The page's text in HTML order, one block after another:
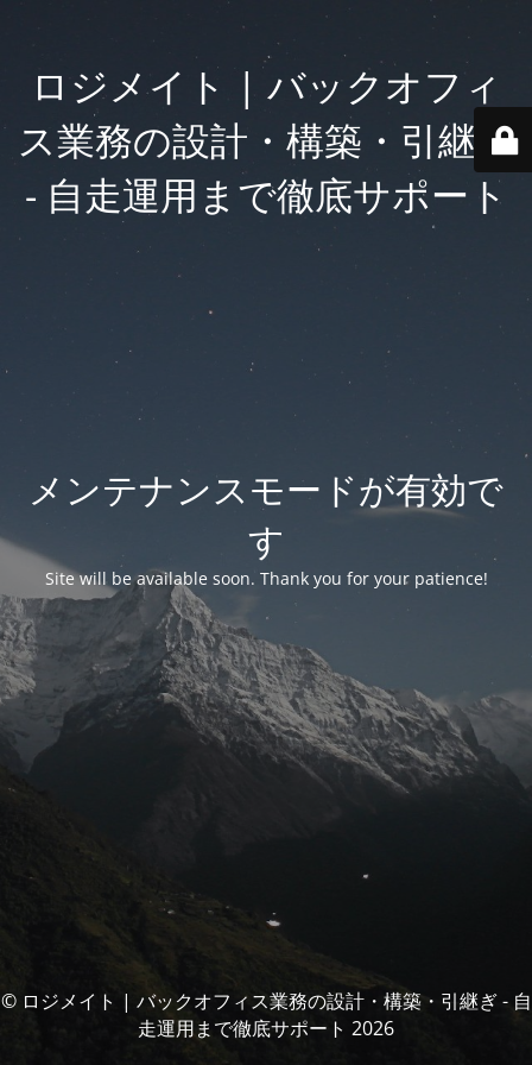
ロジメイト | バックオフィ
ス業務の設計・構築・引継ぎ
- 自走運用まで徹底サポート
メンテナンスモードが有効で
す
Site will be available soon. Thank you for your patience!
© ロジメイト | バックオフィス業務の設計・構築・引継ぎ - 自
走運用まで徹底サポート 2026